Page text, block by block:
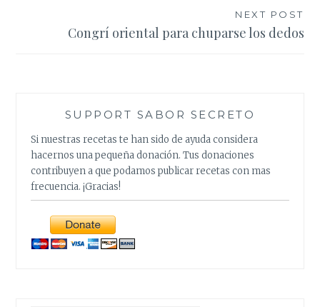
NEXT POST
Congrí oriental para chuparse los dedos
SUPPORT SABOR SECRETO
Si nuestras recetas te han sido de ayuda considera
hacernos una pequeña donación. Tus donaciones
contribuyen a que podamos publicar recetas con mas
frecuencia. ¡Gracias!